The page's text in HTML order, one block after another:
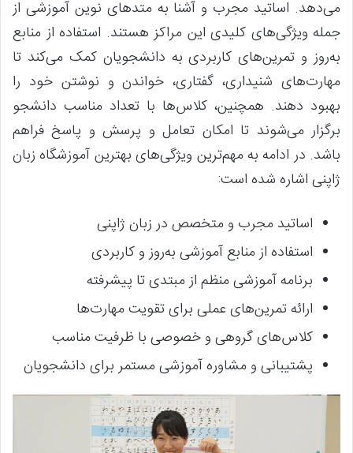
می‌دهد. اساتید مجرب و آشنا به متدهای نوین آموزشی از
جمله ویژگی‌های کلیدی این مراکز هستند. استفاده از منابع
به‌روز و تمرین‌های کاربردی به دانشجویان کمک می‌کند تا
مهارت‌های شنیداری، گفتاری، خواندن و نوشتن خود را
بهبود دهند. همچنین، کلاس‌ها با تعداد مناسب دانشجو
برگزار می‌شوند تا امکان تعامل و پرسش و پاسخ فراهم
باشد. در ادامه به مهم‌ترین ویژگی‌های بهترین آموزشگاه زبان
ژاپنی اشاره شده است:
اساتید مجرب و متخصص در زبان ژاپنی
استفاده از منابع آموزشی به‌روز و کاربردی
برنامه آموزشی منظم از مبتدی تا پیشرفته
ارائه تمرین‌های عملی برای تقویت مهارت‌ها
کلاس‌های گروهی و خصوصی با ظرفیت مناسب
پشتیبانی و مشاوره آموزشی مستمر برای دانشجویان